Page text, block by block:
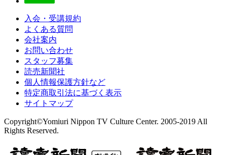
入会・受講規約
よくある質問
会社案内
お問い合わせ
スタッフ募集
読売新聞社
個人情報保護方針など
特定商取引法に基づく表示
サイトマップ
Copyright©Yomiuri Nippon TV Culture Center. 2005-2019 All
Rights Reserved.